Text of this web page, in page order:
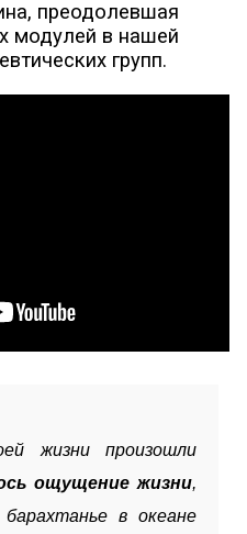
преодолевшая
модулей в нашей
групп.
жизни произошли
ощущение жизни,
в океане